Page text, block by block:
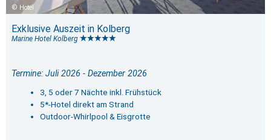
Hotel
Exklusive Auszeit in Kolberg
Marine Hotel Kolberg
Termine: Juli 2026 - Dezember 2026
3, 5 oder 7 Nächte inkl. Frühstück
5*-Hotel direkt am Strand
Outdoor-Whirlpool & Eisgrotte